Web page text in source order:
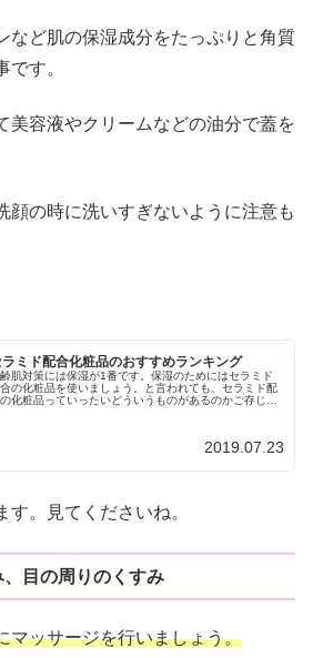
など肌の保湿成分をたっぷりと角質
です。
美容液やクリームなどの油分で蓋を
顔の時に洗いすぎないように注意も
ラミド配合化粧品のおすすめランキング
肌対策には保湿が1番です。保湿のためにはセラミド
の化粧品を使いましょう。と言われても、セラミド配
化粧品っていったいどういうものがあるのかご存じで
2019.07.23
。見てくださいね。
目の周りのくすみ
マッサージを行いましょう。